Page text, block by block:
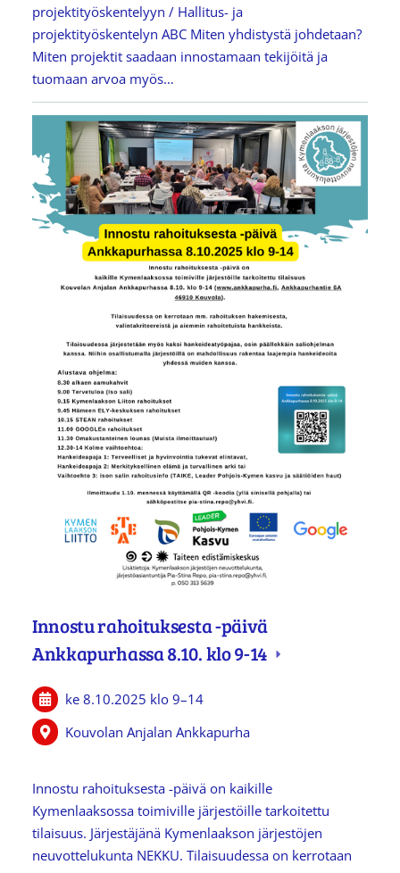
projektityöskentelyyn / Hallitus- ja
projektityöskentelyn ABC Miten yhdistystä johdetaan?
Miten projektit saadaan innostamaan tekijöitä ja
tuomaan arvoa myös…
Innostu rahoituksesta -päivä
Ankkapurhassa 8.10. klo 9-14
ke 8.10.2025 klo 9–14
Kouvolan Anjalan Ankkapurha
Innostu rahoituksesta -päivä on kaikille
Kymenlaaksossa toimiville järjestöille tarkoitettu
tilaisuus. Järjestäjänä Kymenlaakson järjestöjen
neuvottelukunta NEKKU. Tilaisuudessa on kerrotaan